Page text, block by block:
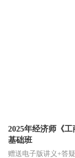
2025年经济师《
基础班
赠送电子版讲义+答